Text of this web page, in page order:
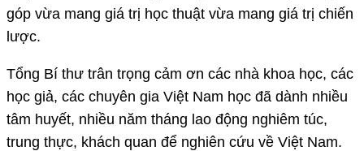
góp vừa mang giá trị học thuật vừa mang giá trị chiến
lược.
Tổng Bí thư trân trọng cảm ơn các nhà khoa học, các
học giả, các chuyên gia Việt Nam học đã dành nhiều
tâm huyết, nhiều năm tháng lao động nghiêm túc,
trung thực, khách quan để nghiên cứu về Việt Nam.